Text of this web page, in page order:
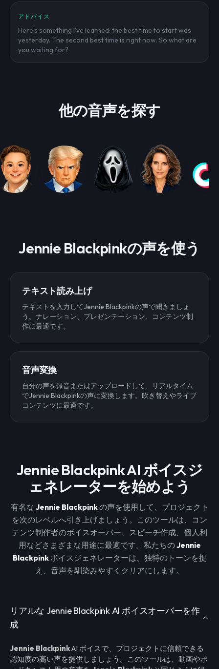
アドバイス
Here's something I've learned: the best time to start was
yesterday. The second best time is right now. So what are
you waiting for?
他の音声を探す
Jennie Blackpinkの声を使う
テキスト読み上げ
テキストを入力してJennie Blackpinkの声で聞きましょ
う。ナレーション、プレゼンテーション、コンテンツ制
作に最適です。
音声変換
自分の声を録音またはアップロードして、リアルタイム
でJennie Blackpinkの声に変換します。吹き替えやライブ
コンテンツに最適です。
Jennie Blackpink AI ボイスジ
ェネレーターを始めよう
有名な Jennie Blackpinkの声を使用して、プロジェクト
を次のレベルへ引き上げましょう。このツールは、コン
テンツ制作者のボイスオーバー、スピーチ作成、個人利
用などさまざまな用途に最適です。私たちのJennie
Blackpinkボイスジェネレーターは、独特のトーンを捉
え、音声を馴染みやすくクリアにします。
リアルな Jennie Blackpink AI ボイスオーバーを作
成
Jennie BlackpinkAI ボイスで、プロジェクトに信頼できる
認知度の高い声を提供しましょう。このツールは、動画やポ